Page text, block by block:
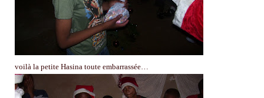
voilà la petite Hasina toute embarrassée…